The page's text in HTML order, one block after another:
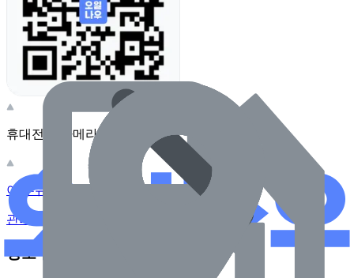
휴대전화 카메라로 찍어보세요
이 주유소의 사장님이신가요?
관리하기
장소 근처 주유소